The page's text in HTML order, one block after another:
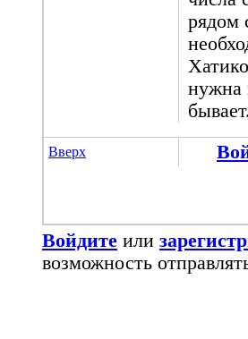
рядом
нужна
Вверх
Войдите или
возможность